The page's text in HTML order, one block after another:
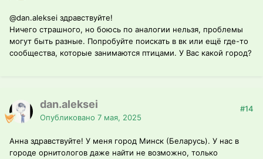
@dan.aleksei здравствуйте!
Ничего страшного, но боюсь по аналогии нельзя, проблемы
могут быть разные. Попробуйте поискать в вк или ещё где-то
сообщества, которые занимаются птицами. У Вас какой город?
dan.aleksei
Опубликовано 7 мая, 2025
#14
Анна здравствуйте! У меня город Минск (Беларусь). У нас в
городе орнитологов даже найти не возможно, только